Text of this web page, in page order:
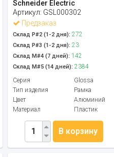
Schneider Electric
Артикул: GSL000302
Предзаказ
Склад Р#2 (1-2 дня): 272
Склад Р#3 (1-2 дня): 23
Склад М#4 (7 дней): 142
Склад М#5 (14 дней): 2384
Серия
Glossa
Тип изделия
Рамка
Цвет
Алюминий
Материал
Пластик
В корзину